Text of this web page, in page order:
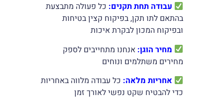
עבודה תחת תקנים: כל פעולה מתבצעת
בהתאם לתו תקן, בפיקוח קצין בטיחות
ובפיקוח המכון לבקרת איכות
מחיר הוגן: אנחנו מתחייבים לספק
מחירים משתלמים ונוחים
אחריות מלאה: כל עבודה מלווה באחריות
כדי להבטיח שקט נפשי לאורך זמן